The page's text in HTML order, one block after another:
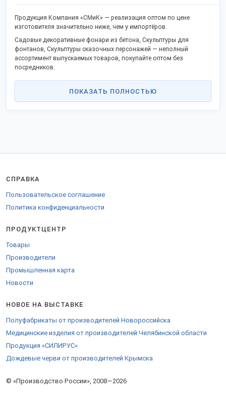
Продукция Компания «СМиК» — реализация оптом по цене
изготовителя значительно ниже, чем у импортёров.
Садовые декоративные фонари из бетона, Скульптуры для
фонтанов, Скульптуры сказочных персонажей — неполный
ассортимент выпускаемых товаров, покупайте оптом без
посредников.
В каталоге популярные товары и новая продукция.
Качество отвечает ГОСТ или ТУ, не проигрывает китайским
аналогам.
Для доставки за пределы РФ предоставляются
ПОКАЗАТЬ ПОЛНОСТЬЮ
© «Производство России», 2008—2026
СПРАВКА
Пользовательское соглашение
Политика конфиденциальности
ПРОДУКТЦЕНТР
Товары
Производители
Промышленная карта
Новости
НОВОЕ НА ВЫСТАВКЕ
Полуфабрикаты от производителей Новороссийска
Медицинские изделия от производителей Челябинской области
Продукция «СИЛИРУС»
Дождевые черви от производителей Крымска